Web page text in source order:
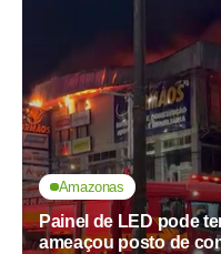
Amazonas
Painel de LED pode
ameaçou posto de